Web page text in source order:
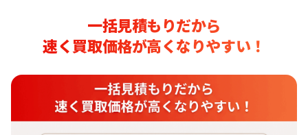
一括見積もりだから
速く買取価格が高くなりやすい！